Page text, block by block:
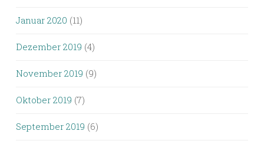
Januar 2020 (11)
Dezember 2019 (4)
November 2019 (9)
Oktober 2019 (7)
September 2019 (6)